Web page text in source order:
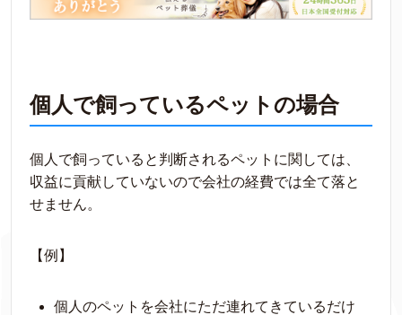
個人で飼っているペットの場合
個人で飼っていると判断されるペットに関しては、
収益に貢献していないので会社の経費では全て落と
せません。
【例】
個人のペットを会社にただ連れてきているだけ